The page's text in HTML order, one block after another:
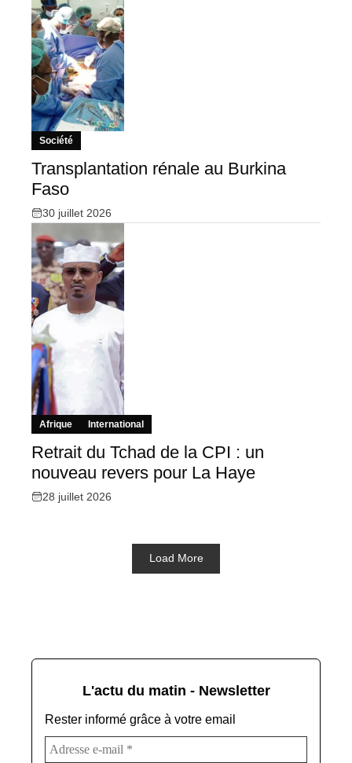
Société
Transplantation rénale au Burkina
Faso
30 juillet 2026
Afrique International
Retrait du Tchad de la CPI : un
nouveau revers pour La Haye
28 juillet 2026
Load More
L'actu du matin - Newsletter
Rester informé grâce à votre email